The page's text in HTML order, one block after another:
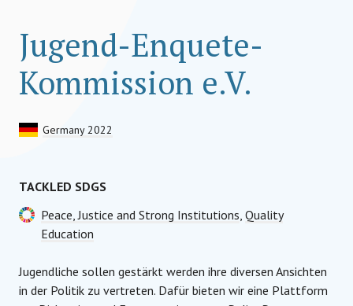
Jugend-Enquete-
Kommission e.V.
Germany 2022
TACKLED SDGS
Peace, Justice and Strong Institutions, Quality
Education
Jugendliche sollen gestärkt werden ihre diversen Ansichten
in der Politik zu vertreten. Dafür bieten wir eine Plattform